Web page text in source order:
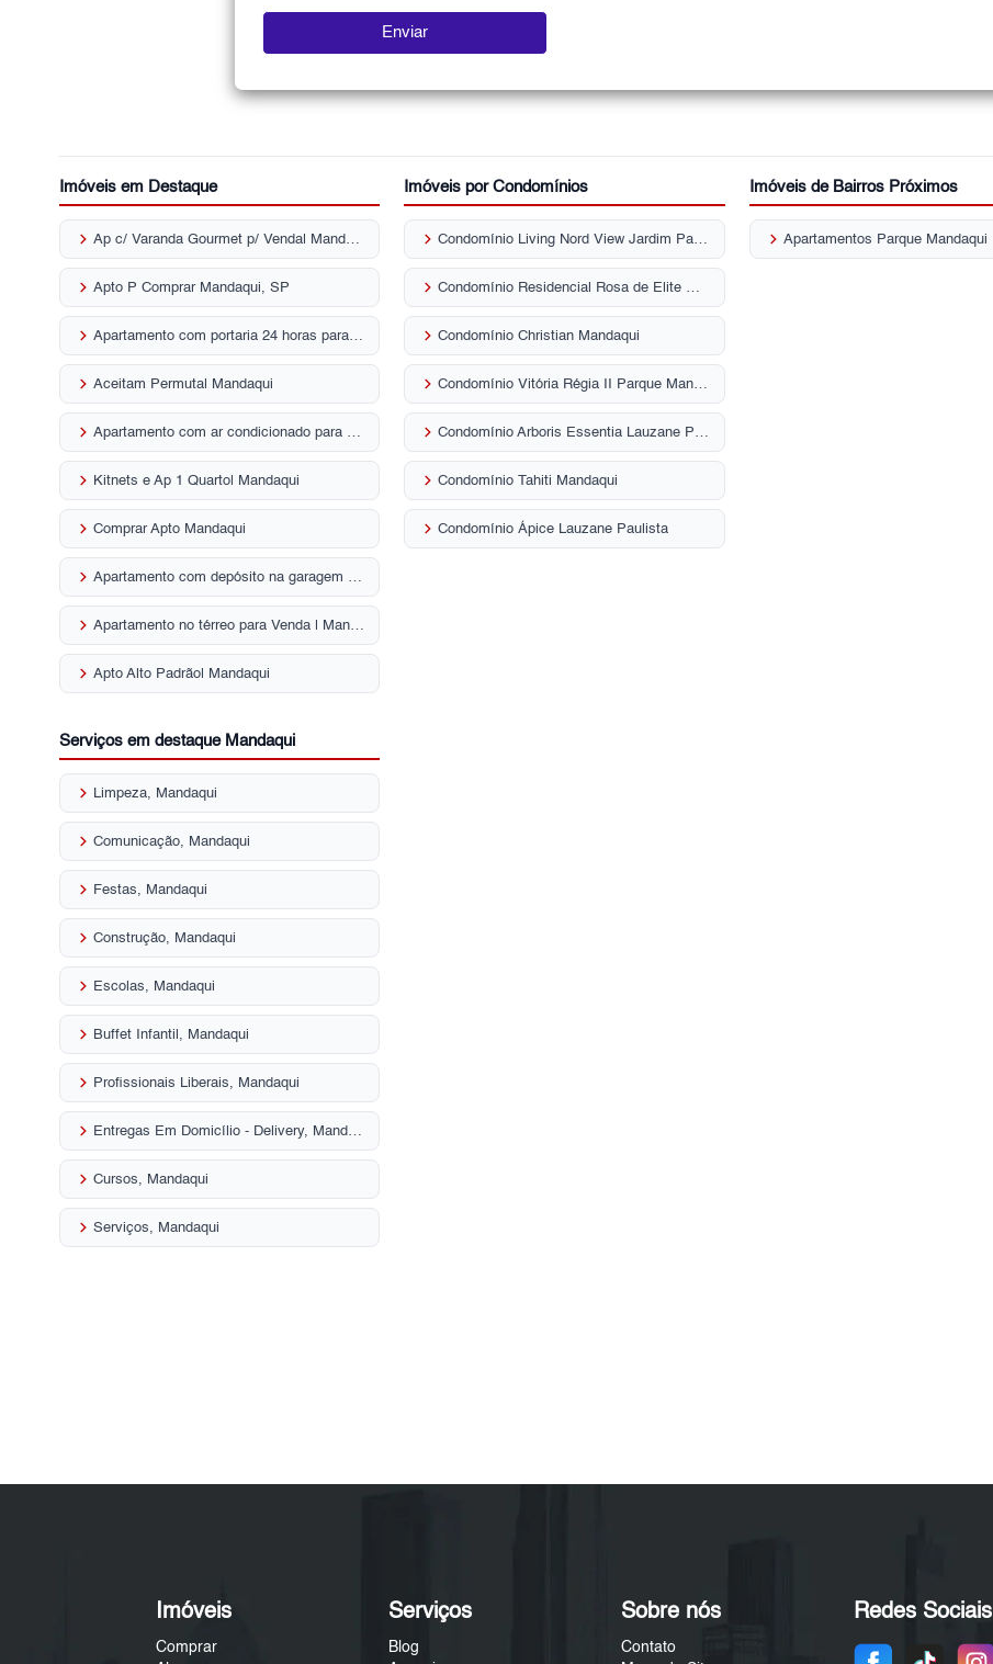
Imóveis em Destaque
keyboard_arrow_right Ap c/ Varanda Gourmet p/ Venda| Mandaqui
keyboard_arrow_right Apto P Comprar Mandaqui, SP
keyboard_arrow_right Apartamento com portaria 24 horas para Venda | Mandaqui
keyboard_arrow_right Aceitam Permuta| Mandaqui
keyboard_arrow_right Apartamento com ar condicionado para Venda | Mandaqui
keyboard_arrow_right Kitnets e Ap 1 Quarto| Mandaqui
keyboard_arrow_right Comprar Apto Mandaqui
keyboard_arrow_right Apartamento com depósito na garagem para Venda | Mandaqui
keyboard_arrow_right Apartamento no térreo para Venda | Mandaqui
keyboard_arrow_right Apto Alto Padrão| Mandaqui
Imóveis por Condomínios
keyboard_arrow_right Condomínio Living Nord View Jardim Paraíso
keyboard_arrow_right Condomínio Residencial Rosa de Elite Mandaqui
keyboard_arrow_rightCondomínio Christian Mandaqui
keyboard_arrow_right Condomínio Vitória Régia II Parque Mandaqui
keyboard_arrow_right Condomínio Arboris Essentia Lauzane Paulista
keyboard_arrow_rightCondomínio Tahiti Mandaqui
keyboard_arrow_rightCondomínio Ápice Lauzane Paulista
Imóveis de Bairros Próximos
keyboard_arrow_right Apartamentos Parque Mandaqui
Serviços em destaque Mandaqui
keyboard_arrow_right Limpeza, Mandaqui
keyboard_arrow_right Comunicação, Mandaqui
keyboard_arrow_right Festas, Mandaqui
keyboard_arrow_right Construção, Mandaqui
keyboard_arrow_right Escolas, Mandaqui
keyboard_arrow_right Buffet Infantil, Mandaqui
keyboard_arrow_right Profissionais Liberais, Mandaqui
keyboard_arrow_right Entregas Em Domicílio - Delivery, Mandaqui
keyboard_arrow_right Cursos, Mandaqui
keyboard_arrow_right Serviços, Mandaqui
Imóveis
Comprar
Serviços
Blog
Sobre nós
Contato
Redes Sociais